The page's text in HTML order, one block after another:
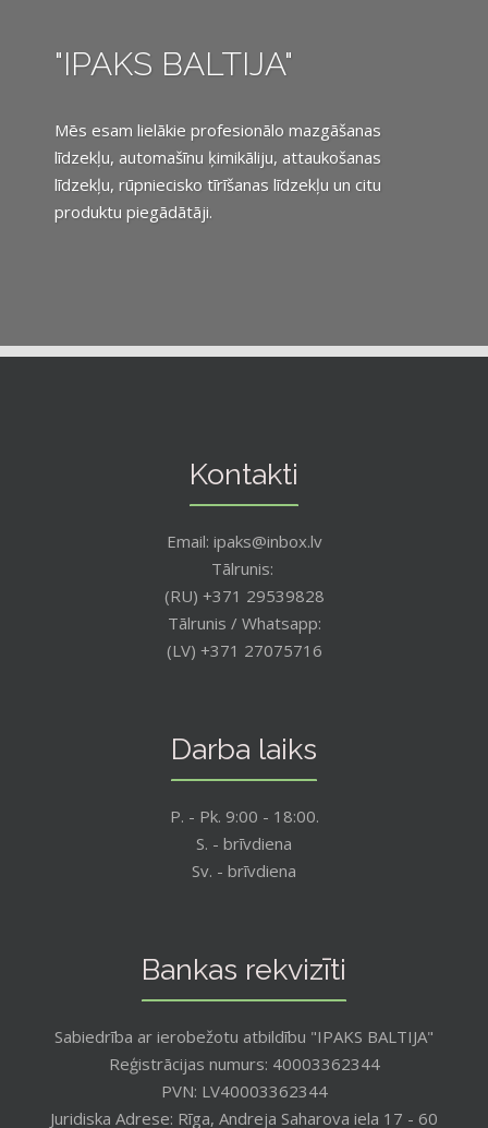
"IPAKS BALTIJA"
Mēs esam lielākie profesionālo mazgāšanas
līdzekļu, automašīnu ķimikāliju, attaukošanas
līdzekļu, rūpniecisko tīrīšanas līdzekļu un citu
produktu piegādātāji.
Kontakti
Email: ipaks@inbox.lv
Tālrunis:
(RU) +371 29539828
Tālrunis / Whatsapp:
(LV) +371 27075716
Darba laiks
P. - Pk. 9:00 - 18:00.
S. - brīvdiena
Sv. - brīvdiena
Bankas rekvizīti
Sabiedrība ar ierobežotu atbildību "IPAKS BALTIJA"
Reģistrācijas numurs: 40003362344
PVN: LV40003362344
Juridiska Adrese: Rīga, Andreja Saharova iela 17 - 60